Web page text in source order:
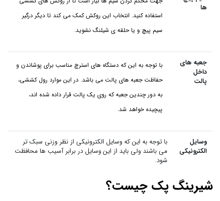
ها
استفاده کنید. انتخاب این روکش کمک می کند تا دیگر درگیر
سیم پیچ و یا حلقه ی شیلنگ نشوید.
جعبه های
داخل
پالت
با توجه به این که دستگاه های استرچ مناسب برای پوشاندن و
حفاظت جعبه های پالت می باشد. در این موارد رول کششی،
به دور چندین جعبه که روی یک پالت قرار داده شده اند،
پیچیده خواهد شد.
وسایل
الکترونیکی
با توجه به این که وسایل الکترونیکی از نظر وزنی سبک تر
می باشند ولی باید از این وسایل در برابر آسیب ها محافظت
شود.
شیرینگ پک چیست؟